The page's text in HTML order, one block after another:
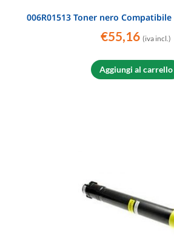
006R01513 Toner nero Compatibile
€55,16 (iva incl.)
Aggiungi al carrello